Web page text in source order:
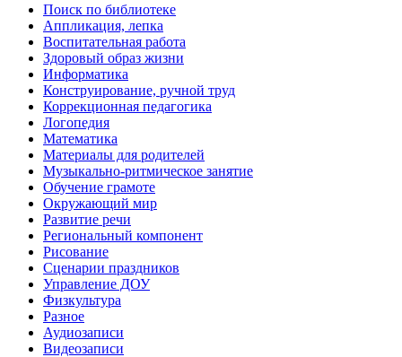
Поиск по библиотеке
Аппликация, лепка
Воспитательная работа
Здоровый образ жизни
Информатика
Конструирование, ручной труд
Коррекционная педагогика
Логопедия
Математика
Материалы для родителей
Музыкально-ритмическое занятие
Обучение грамоте
Окружающий мир
Развитие речи
Региональный компонент
Рисование
Сценарии праздников
Управление ДОУ
Физкультура
Разное
Аудиозаписи
Видеозаписи